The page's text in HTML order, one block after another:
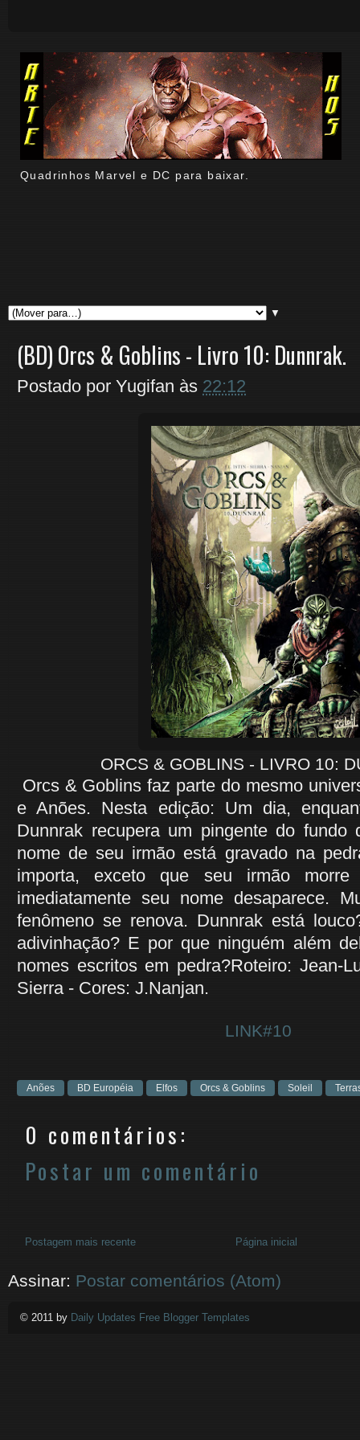
Quadrinhos Marvel e DC para baixar.
▼
(BD) Orcs & Goblins - Livro 10: Dunnrak.
Postado por Yugifan às 22:12
ORCS & GOBLINS - LIVRO 10:
Orcs & Goblins faz parte do mesmo
e Anões. Nesta edição: Um dia,
Dunnrak recupera um pingente do fundo
nome de seu irmão está gravado na
importa, exceto que seu irmão
imediatamente seu nome desaparece.
fenômeno se renova. Dunnrak está
adivinhação? E por que ninguém além
nomes escritos em pedra?Roteiro: Jean-
Sierra - Cores: J.Nanjan.
LINK#10
Anões BD Européia Elfos Orcs & Goblins Soleil
0 comentários:
Postar um comentário
Postagem mais recente Página inicial
Assinar: Postar comentários (Atom)
© 2011 by Daily Updates Free Blogger Templates